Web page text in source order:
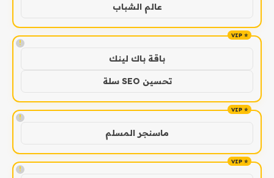
عالم الشباب
!
باقة باك لينك
تحسين SEO سلة
!
ماسنجر المسلم
!